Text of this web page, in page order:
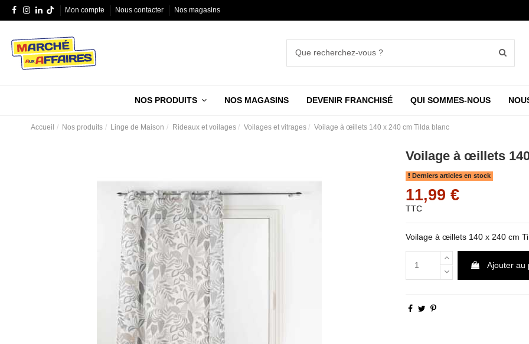
Mon compte Nous contacter Nos magasins
NOS PRODUITS NOS MAGASINS DEVENIR FRANCHISÉ QUI SOMMES-NOUS
Accueil Nos produits Linge de Maison Rideaux et voilages Voilages et vitrages Voilage à œillets 140 x 240 cm Tilda blanc
Voilage à œillets
Derniers articles en stock
11,99 €
TTC
Voilage à œillets 140 x 240 cm
Ajouter au